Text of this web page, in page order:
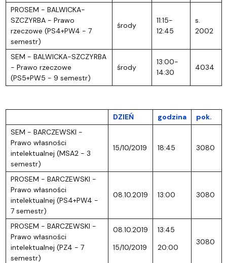
PROSEM - BALWICKA-
SZCZYRBA - Prawo
rzeczowe (PS4+PW4 - 7
semestr)
środy
11:15-
12:45
s.
2002
SEM - BALWICKA-SZCZYRBA
- Prawo rzeczowe
(PS5+PW5 - 9 semestr)
środy
13:00-
14:30
4034
DZIEŃ godzina
pok.
SEM - BARCZEWSKI -
Prawo własności
intelektualnej (MSA2 - 3
semestr)
15/10/2019 18:45 3080
PROSEM - BARCZEWSKI -
Prawo własności
intelektualnej (PS4+PW4 -
7 semestr)
08.10.2019 13:00 3080
PROSEM - BARCZEWSKI -
Prawo własności
intelektualnej (PZ4 - 7
semestr)
08.10.2019
15/10/2019
13:45
20:00
3080